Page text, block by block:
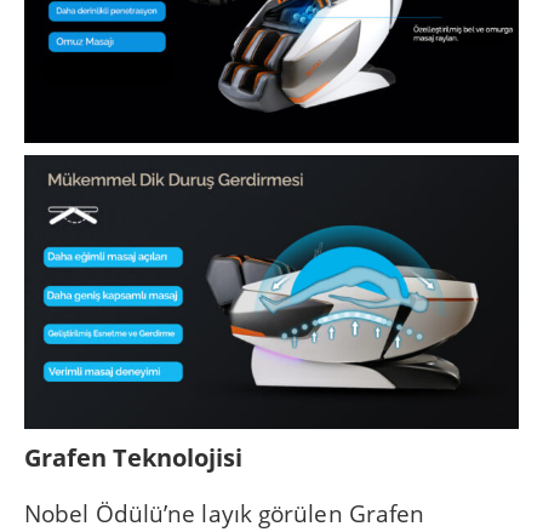
Grafen Teknolojisi
Nobel Ödülü’ne layık görülen Grafen